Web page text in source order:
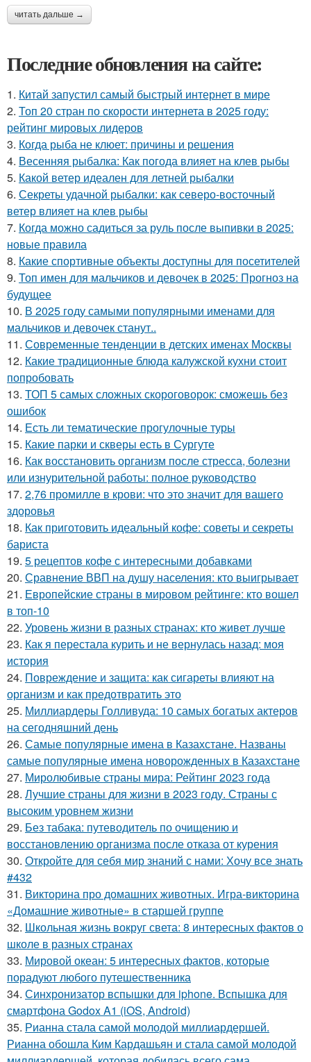
читать дальше →
Последние обновления на сайте:
1. Китай запустил самый быстрый интернет в мире
2. Топ 20 стран по скорости интернета в 2025 году:
рейтинг мировых лидеров
3. Когда рыба не клюет: причины и решения
4. Весенняя рыбалка: Как погода влияет на клев рыбы
5. Какой ветер идеален для летней рыбалки
6. Секреты удачной рыбалки: как северо-восточный
ветер влияет на клев рыбы
7. Когда можно садиться за руль после выпивки в 2025:
новые правила
8. Какие спортивные объекты доступны для посетителей
9. Топ имен для мальчиков и девочек в 2025: Прогноз на
будущее
10. В 2025 году самыми популярными именами для
мальчиков и девочек станут..
11. Современные тенденции в детских именах Москвы
12. Какие традиционные блюда калужской кухни стоит
попробовать
13. ТОП 5 самых сложных скороговорок: сможешь без
ошибок
14. Есть ли тематические прогулочные туры
15. Какие парки и скверы есть в Сургуте
16. Как восстановить организм после стресса, болезни
или изнурительной работы: полное руководство
17. 2,76 промилле в крови: что это значит для вашего
здоровья
18. Как приготовить идеальный кофе: советы и секреты
бариста
19. 5 рецептов кофе с интересными добавками
20. Сравнение ВВП на душу населения: кто выигрывает
21. Европейские страны в мировом рейтинге: кто вошел
в топ-10
22. Уровень жизни в разных странах: кто живет лучше
23. Как я перестала курить и не вернулась назад: моя
история
24. Повреждение и защита: как сигареты влияют на
организм и как предотвратить это
25. Миллиардеры Голливуда: 10 самых богатых актеров
на сегодняшний день
26. Самые популярные имена в Казахстане. Названы
самые популярные имена новорожденных в Казахстане
27. Миролюбивые страны мира: Рейтинг 2023 года
28. Лучшие страны для жизни в 2023 году. Страны с
высоким уровнем жизни
29. Без табака: путеводитель по очищению и
восстановлению организма после отказа от курения
30. Откройте для себя мир знаний с нами: Хочу все знать
#432
31. Викторина про домашних животных. Игра-викторина
«Домашние животные» в старшей группе
32. Школьная жизнь вокруг света: 8 интересных фактов о
школе в разных странах
33. Мировой океан: 5 интересных фактов, которые
порадуют любого путешественника
34. Синхронизатор вспышки для iphone. Вспышка для
смартфона Godox A1 (iOS, Android)
35. Рианна стала самой молодой миллиардершей.
Рианна обошла Ким Кардашьян и стала самой молодой